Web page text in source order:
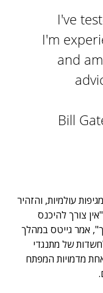
I've
I'm
and
עולמיות, והזהיר
"אין צורך להיכנס
אמר גייטס במהלך
של מתנגדי
מדמויות המפתח